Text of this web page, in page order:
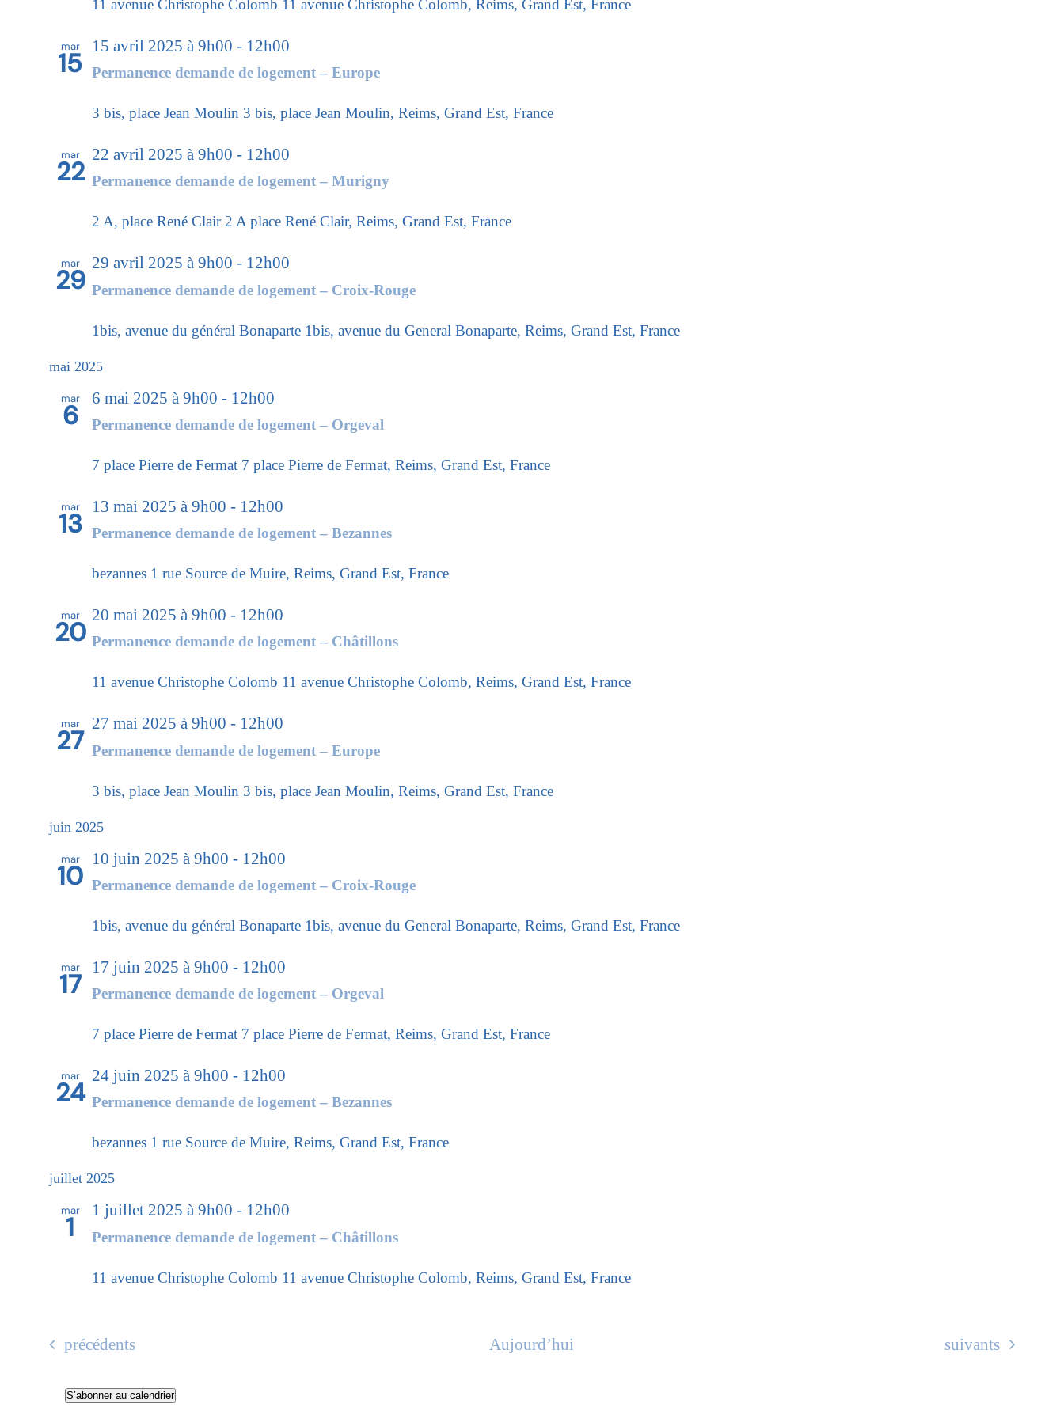
11 avenue Christophe Colomb 11 avenue Christophe Colomb, Reims, Grand Est, France
mar
15 Permanence demande de logement – Europe
15 avril 2025 à 9h00 - 12h00
3 bis, place Jean Moulin 3 bis, place Jean Moulin, Reims, Grand Est, France
mar
22 Permanence demande de logement – Murigny
22 avril 2025 à 9h00 - 12h00
2 A, place René Clair2 A place René Clair, Reims, Grand Est, France
mar
29 Permanence demande de logement – Croix-Rouge
29 avril 2025 à 9h00 - 12h00
1bis, avenue du général Bonaparte 1bis, avenue du General Bonaparte, Reims, Grand Est, France
mai 2025
mar
6 Permanence demande de logement – Orgeval
6 mai 2025 à 9h00 - 12h00
7 place Pierre de Fermat 7 place Pierre de Fermat, Reims, Grand Est, France
mar
13 Permanence demande de logement – Bezannes
13 mai 2025 à 9h00 - 12h00
bezannes 1 rue Source de Muire, Reims, Grand Est, France
mar
20 Permanence demande de logement – Châtillons
20 mai 2025 à 9h00 - 12h00
11 avenue Christophe Colomb 11 avenue Christophe Colomb, Reims, Grand Est, France
mar
27 Permanence demande de logement – Europe
27 mai 2025 à 9h00 - 12h00
3 bis, place Jean Moulin 3 bis, place Jean Moulin, Reims, Grand Est, France
juin 2025
mar
10 Permanence demande de logement – Croix-Rouge
10 juin 2025 à 9h00 - 12h00
1bis, avenue du général Bonaparte 1bis, avenue du General Bonaparte, Reims, Grand Est, France
mar
17 Permanence demande de logement – Orgeval
17 juin 2025 à 9h00 - 12h00
7 place Pierre de Fermat 7 place Pierre de Fermat, Reims, Grand Est, France
mar
24 Permanence demande de logement – Bezannes
24 juin 2025 à 9h00 - 12h00
bezannes 1 rue Source de Muire, Reims, Grand Est, France
juillet 2025
mar
1 Permanence demande de logement – Châtillons
1 juillet 2025 à 9h00 - 12h00
11 avenue Christophe Colomb 11 avenue Christophe Colomb, Reims, Grand Est, France
Évènements
précédents Aujourd’hui Évènements
suivants
S’abonner au calendrier